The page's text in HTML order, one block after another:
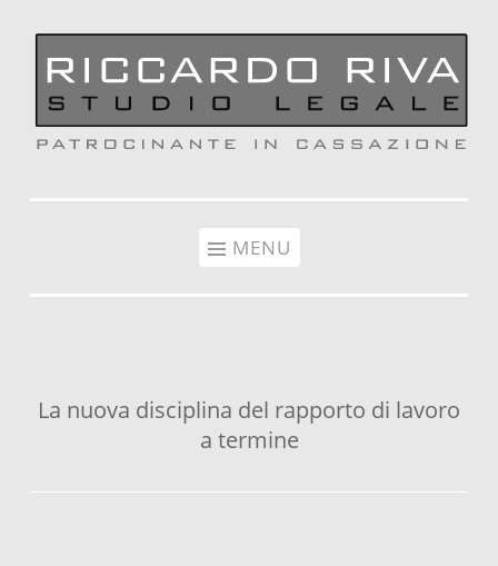
MENU
La nuova disciplina del rapporto di lavoro
a termine